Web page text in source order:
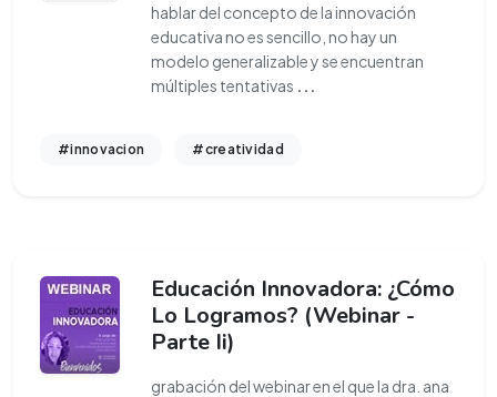
hablar del concepto de la innovación
educativa no es sencillo, no hay un
modelo generalizable y se encuentran
múltiples tentativas ...
#innovacion #creatividad
Educación Innovadora: ¿Cómo
Lo Logramos? (Webinar -
Parte Ii)
grabación del webinar en el que la dra. ana